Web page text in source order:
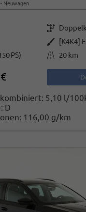
Neuwagen
Getriebe
Außenfarbe
[K4K4]
PS) Kilometerstand 20 km
5,10 l/
D
116,00 g/km